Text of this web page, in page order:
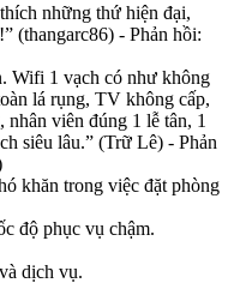
những thứ hiện đại,
(thangarc86) - Phản hồi:
Wifi 1 vạch có như không
lá rụng, TV không cấp,
viên đúng 1 lễ tân, 1
siêu lâu.” (Trữ Lê) - Phản
khăn trong việc đặt phòng
độ phục vụ chậm.
dịch vụ.